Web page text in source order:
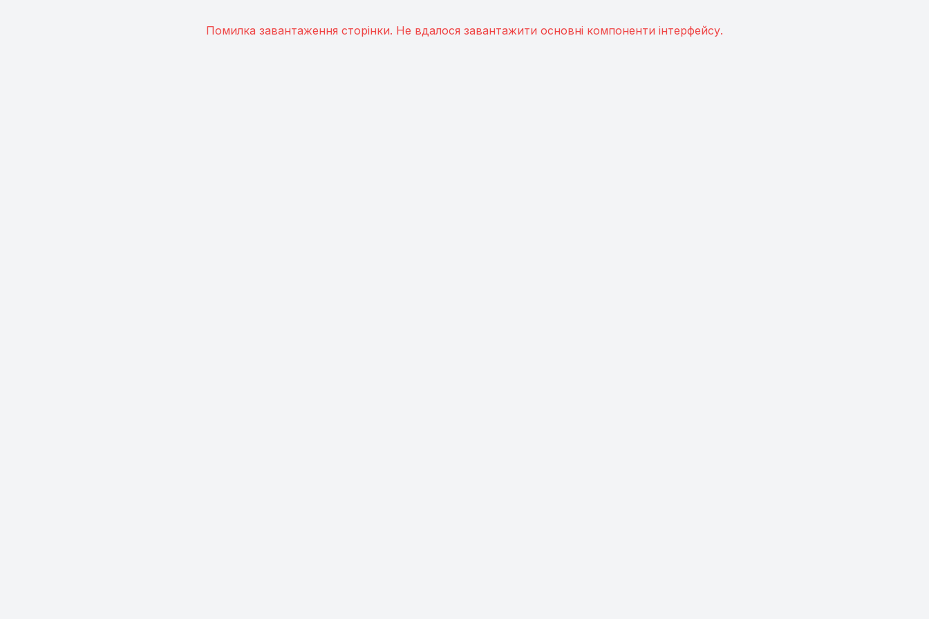
Помилка завантаження сторінки. Не вдалося завантажити основні компоненти інтерфейсу.